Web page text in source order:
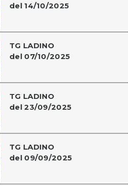
del 14/10/2025
TG LADINO
del 07/10/2025
TG LADINO
del 23/09/2025
TG LADINO
del 09/09/2025